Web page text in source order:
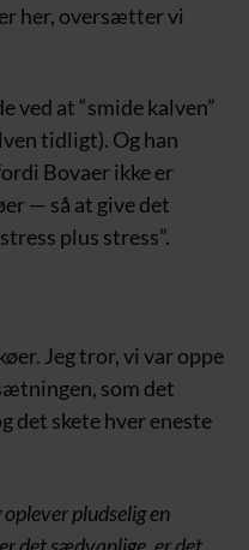
her, oversætter vi
ved at “smide kalven”
tidligt). Og han
Bovaer ikke er
— så at give det
plus stress”.
Jeg tror, vi var oppe
som det
det skete hver eneste
pludselig en
det sædvanlige, er det